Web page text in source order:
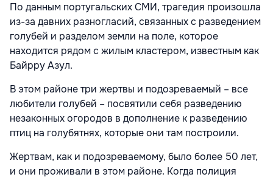
По данным португальских СМИ, трагедия произошла
из-за давних разногласий, связанных с разведением
голубей и разделом земли на поле, которое
находится рядом с жилым кластером, известным как
Байрру Азул.
В этом районе три жертвы и подозреваемый – все
любители голубей – посвятили себя разведению
незаконных огородов в дополнение к разведению
птиц на голубятнях, которые они там построили.
Жертвам, как и подозреваемому, было более 50 лет,
и они проживали в этом районе. Когда полиция